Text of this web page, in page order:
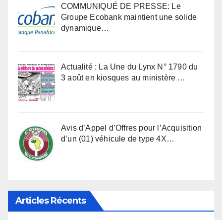
COMMUNIQUÉ DE PRESSE: Le
Groupe Ecobank maintient une solide
dynamique…
Actualité : La Une du Lynx N° 1790 du
3 août en kiosques au ministère …
Avis d’Appel d’Offres pour l’Acquisition
d’un (01) véhicule de type 4X…
Articles Récents